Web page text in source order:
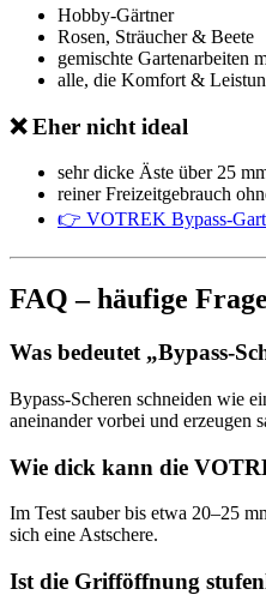
Hobby-Gärtner
Rosen, Sträucher & Beete
gemischte Gartenarbeiten
alle, die Komfort &
❌ Eher nicht ideal
sehr dicke Äste über 25
reiner Freizeitgebrauch
👉 VOTREK Bypass-
FAQ – häufige
Was bedeutet „Bypass-
Bypass-Scheren schneiden wie
aneinander vorbei und erzeugen
Wie dick kann die
Im Test sauber bis etwa 20–25
sich eine Astschere.
Ist die Grifföffnung